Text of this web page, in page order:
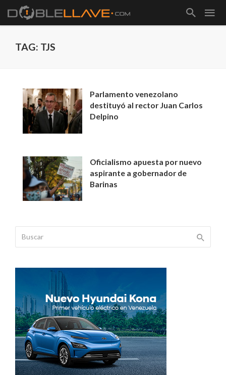
TAG: TJS
Parlamento venezolano
destituyó al rector Juan Carlos
Delpino
Oficialismo apuesta por nuevo
aspirante a gobernador de
Barinas